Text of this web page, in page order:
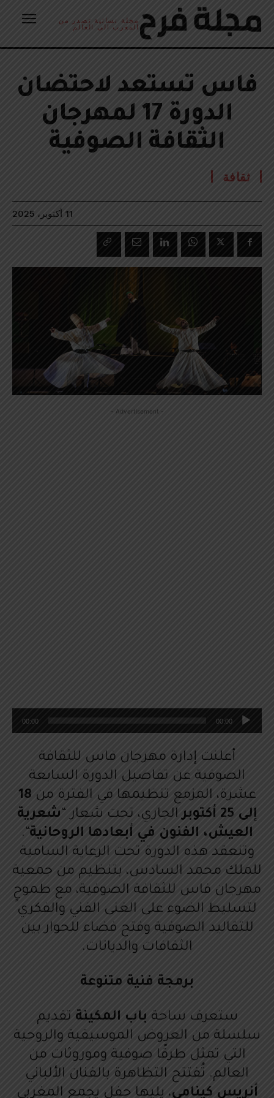
مجلة نسائية تصدر من
المغرب الى العالم
فاس تستعد لاحتضان
الدورة 17 لمهرجان
الثقافة الصوفية
ثقافة
11 أكتوبر، 2025
- Advertisement -
م
ش
غ
ل
ا
ل
ص
و
ت
00:00
00:00
أعلنت إدارة مهرجان فاس للثقافة
الصوفية عن تفاصيل الدورة السابعة
عشرة، المزمع تنظيمها في الفترة من 18
إلى 25 أكتوبر
الجاري، تحت شعار “شعرية
العيش، الفنون في أبعادها الروحانية“.
وتنعقد هذه الدورة تحت الرعاية السامية
للملك محمد السادس، بتنظيم من جمعية
مهرجان فاس للثقافة الصوفية، مع طموحٍ
لتسليط الضوء على الغنى الفني والفكري
للتقاليد الصوفية وفتح فضاء للحوار بين
الثقافات والديانات.
برمجة فنية متنوعة
ستعرف ساحة باب المكينة تقديم
سلسلة من العروض الموسيقية والروحية
التي تمثل طرقًا صوفية وموروثات من
العالم. تُفتتح التظاهرة بالفنان الألباني
أنريس كينامي، يليها حفل يجمع المغربي